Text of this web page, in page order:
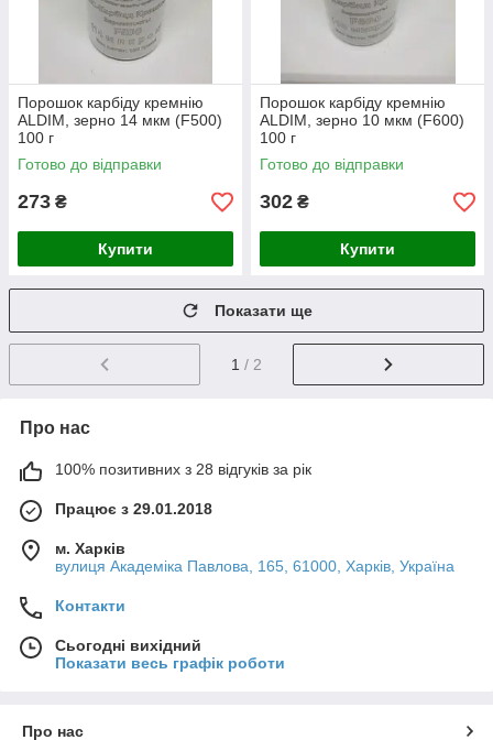
Порошок карбіду кремнію
ALDIM, зерно 14 мкм (F500)
100 г
Готово до відправки
273 ₴
Купити
Порошок карбіду кремнію
ALDIM, зерно 10 мкм (F600)
100 г
Готово до відправки
302 ₴
Купити
Показати ще
1 / 2
Про нас
100% позитивних з 28 відгуків за рік
Працює з 29.01.2018
м. Харків
вулиця Академіка Павлова, 165, 61000, Харків, Україна
Контакти
Сьогодні вихідний
Показати весь графік роботи
Про нас